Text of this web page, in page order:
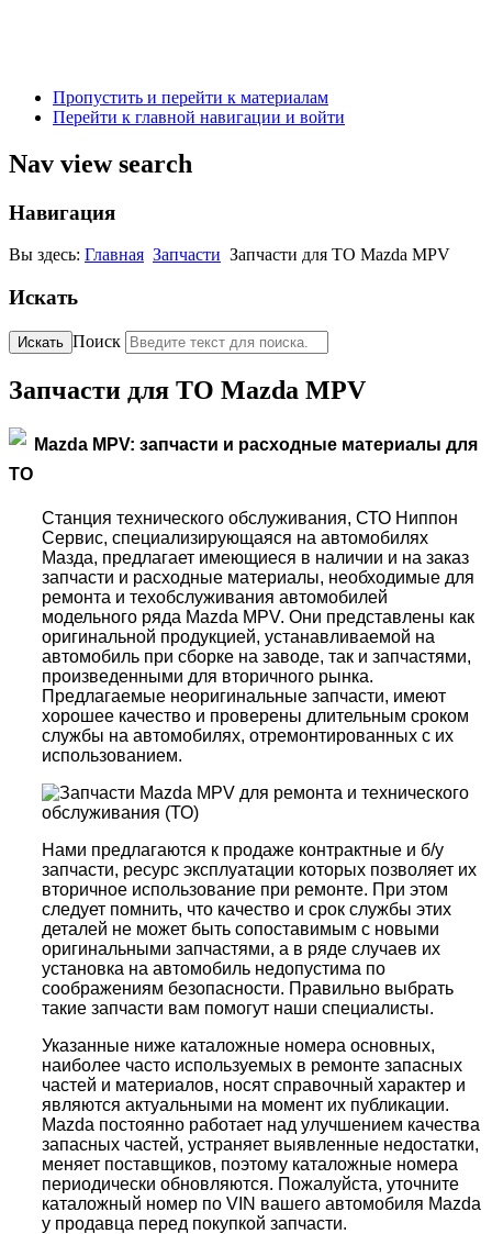
Пропустить и перейти к материалам
Перейти к главной навигации и войти
Nav view search
Навигация
Вы здесь: Главная Запчасти Запчасти для ТО Mazda MPV
Искать
Искать Поиск
Запчасти для ТО Mazda MPV
Mazda MPV: запчасти и расходные материалы для
ТО
Станция технического обслуживания, СТО Ниппон
Сервис, специализирующаяся на автомобилях
Мазда, предлагает имеющиеся в наличии и на заказ
запчасти и расходные материалы, необходимые для
ремонта и техобслуживания автомобилей
модельного ряда Mazda MPV. Они представлены как
оригинальной продукцией, устанавливаемой на
автомобиль при сборке на заводе, так и запчастями,
произведенными для вторичного рынка.
Предлагаемые неоригинальные запчасти, имеют
хорошее качество и проверены длительным сроком
службы на автомобилях, отремонтированных с их
использованием.
Нами предлагаются к продаже контрактные и б/у
запчасти, ресурс эксплуатации которых позволяет их
вторичное использование при ремонте. При этом
следует помнить, что качество и срок службы этих
деталей не может быть сопоставимым с новыми
оригинальными запчастями, а в ряде случаев их
установка на автомобиль недопустима по
соображениям безопасности. Правильно выбрать
такие запчасти вам помогут наши специалисты.
Указанные ниже каталожные номера основных,
наиболее часто используемых в ремонте запасных
частей и материалов, носят справочный характер и
являются актуальными на момент их публикации.
Mazda постоянно работает над улучшением качества
запасных частей, устраняет выявленные недостатки,
меняет поставщиков, поэтому каталожные номера
периодически обновляются. Пожалуйста, уточните
каталожный номер по VIN вашего автомобиля Mazda
у продавца перед покупкой запчасти.